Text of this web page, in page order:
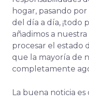
hogar, pasando
del día a día, ¡todo
añadimos a
procesar el estado
que la mayoría de
completamente
La buena noticia